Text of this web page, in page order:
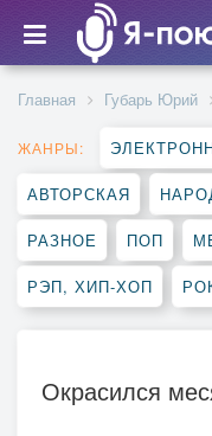
Главная Губарь Юрий
ЖАНРЫ:
АВТОРСКАЯ
РАЗНОЕ ПОП
РЭП, ХИП-ХОП
Окрасился